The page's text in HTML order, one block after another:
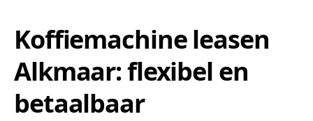
Koffiemachine leasen
Alkmaar: flexibel en
betaalbaar